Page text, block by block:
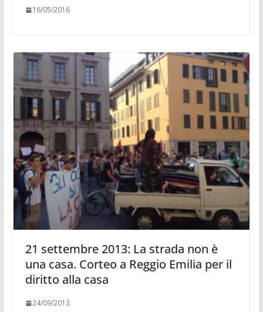
16/05/2016
21 settembre 2013: La strada non è
una casa. Corteo a Reggio Emilia per il
diritto alla casa
24/09/2013